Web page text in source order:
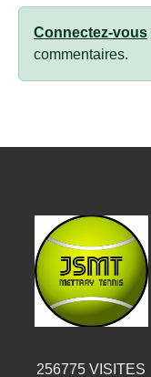
Connectez-vous
commentaires.
256775 VISITES